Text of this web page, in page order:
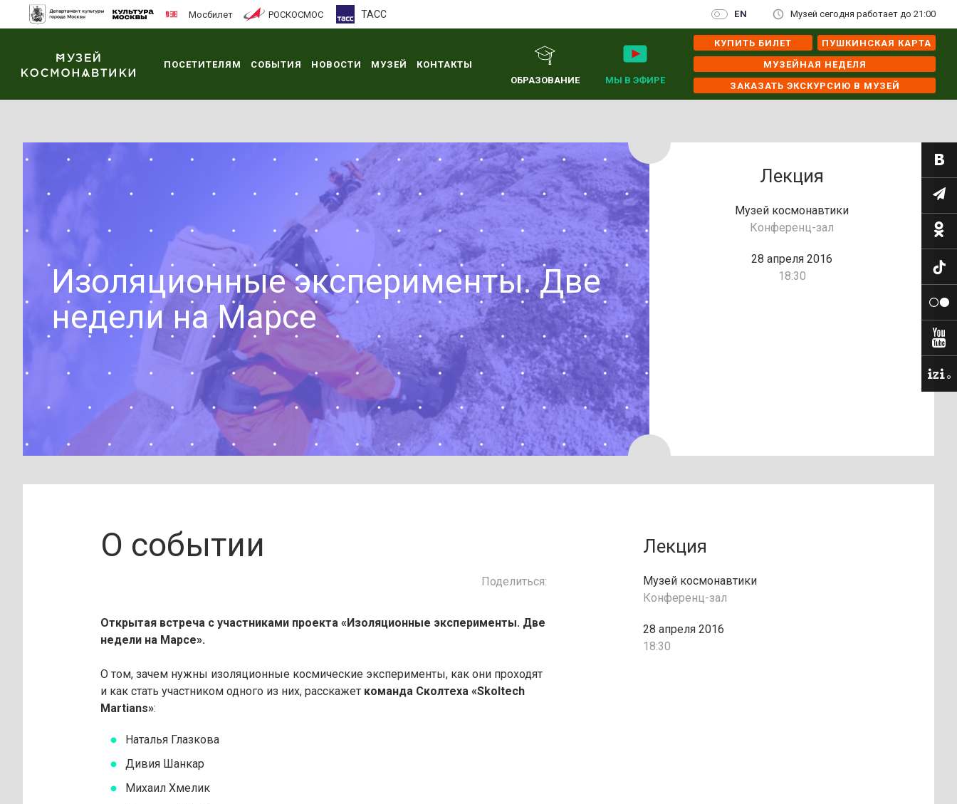
Мосбилет РОСКОСМОС ТАСС EN Музей сегодня работает до 21:00
ПОСЕТИТЕЛЯМ СОБЫТИЯ НОВОСТИ МУЗЕЙ
КОНТАКТЫ
ОБРАЗОВАНИЕ
МЫ В ЭФИРЕ
КУПИТЬ БИЛЕТ
ПУШКИНСКАЯ КАРТА
МУЗЕЙНАЯ НЕДЕЛЯ
ЗАКАЗАТЬ ЭКСКУРСИЮ В МУЗЕЙ
Изоляционные эксперименты. Две
недели на Марсе
Лекция
Музей космонавтики
Конференц-зал
28 апреля 2016
18:30
О событии
Поделиться:
Открытая встреча с участниками проекта «Изоляционные эксперименты. Две
недели на Марсе».
О том, зачем нужны изоляционные космические эксперименты, как они проходят
и как стать участником одного из них, расскажет команда Сколтеха «Skoltech
Martians»:
Наталья Глазкова
Дивия Шанкар
Михаил Хмелик
Лекция
Музей космонавтики
Конференц-зал
28 апреля 2016
18:30